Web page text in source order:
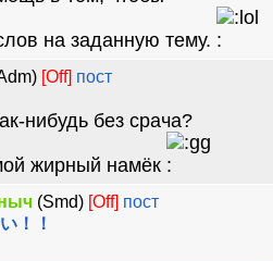
на заданную тему.
[Off] пост
нибудь без срача?
жирный намёк
(Smd) [Off] пост
！！